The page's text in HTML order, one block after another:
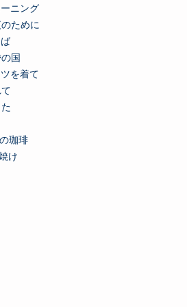
ニング
ために
国
を着て
珈琲
け